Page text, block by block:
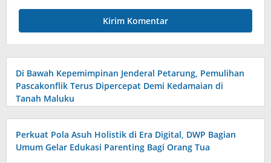
Di Bawah Kepemimpinan Jenderal Petarung, Pemulihan
Pascakonflik Terus Dipercepat Demi Kedamaian di
Tanah Maluku
Perkuat Pola Asuh Holistik di Era Digital, DWP Bagian
Umum Gelar Edukasi Parenting Bagi Orang Tua